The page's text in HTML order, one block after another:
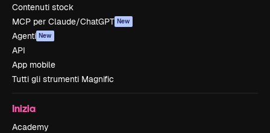
Contenuti stock
MCP per Claude/ChatGPT New
Agenti New
API
App mobile
Tutti gli strumenti Magnific
Inizia
Academy